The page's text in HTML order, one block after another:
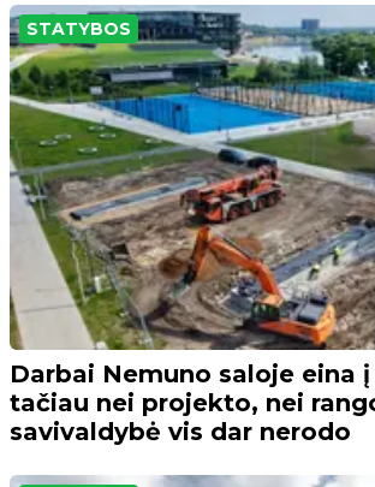
STATYBOS
Darbai Nemuno saloje eina
tačiau nei projekto, nei
savivaldybė vis dar nerodo